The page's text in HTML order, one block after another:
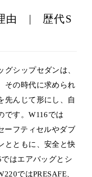
由 | 歴代S
グシップセダンは、
その時代に求められ
先んじて形にし、自
です。W116では
ーフティセルやダブ
とともに、安全と快
はエアバッグとシ
ではPRESAFE、